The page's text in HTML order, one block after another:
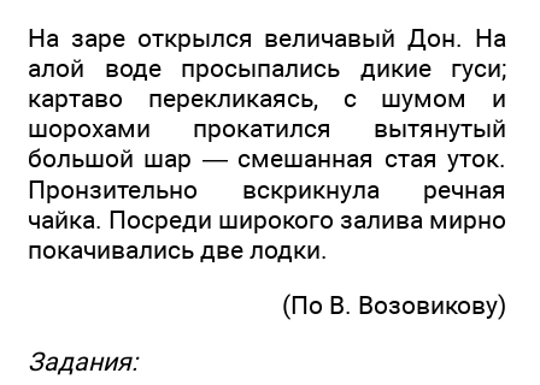
На заре открылся величавый Дон. На
алой воде просыпались дикие гуси;
картаво перекликаясь, с шумом и
шорохами прокатился вытянутый
большой шар — смешанная стая уток.
Пронзительно вскрикнула речная
чайка. Посреди широкого залива мирно
покачивались две лодки.
(По В. Возовикову)
Задания: